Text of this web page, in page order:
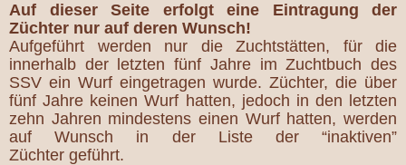
Auf dieser Seite erfolgt eine Eintragung der
Züchter nur auf deren Wunsch!
Aufgeführt werden nur die Zuchtstätten, für die
innerhalb der letzten fünf Jahre im Zuchtbuch des
SSV ein Wurf eingetragen wurde. Züchter, die über
fünf Jahre keinen Wurf hatten, jedoch in den letzten
zehn Jahren mindestens einen Wurf hatten, werden
auf Wunsch in der Liste der “inaktiven”
Züchter geführt.